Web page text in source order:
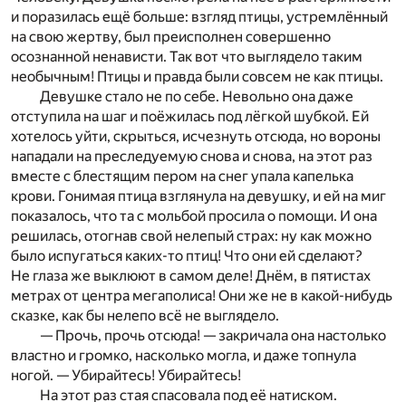
и поразилась ещё больше: взгляд птицы, устремлённый
на свою жертву, был преисполнен совершенно
осознанной ненависти. Так вот что выглядело таким
необычным! Птицы и правда были совсем не как птицы.
Девушке стало не по себе. Невольно она даже
отступила на шаг и поёжилась под лёгкой шубкой. Ей
хотелось уйти, скрыться, исчезнуть отсюда, но вороны
нападали на преследуемую снова и снова, на этот раз
вместе с блестящим пером на снег упала капелька
крови. Гонимая птица взглянула на девушку, и ей на миг
показалось, что та с мольбой просила о помощи. И она
решилась, отогнав свой нелепый страх: ну как можно
было испугаться каких-то птиц! Что они ей сделают?
Не глаза же выклюют в самом деле! Днём, в пятистах
метрах от центра мегаполиса! Они же не в какой-нибудь
сказке, как бы нелепо всё не выглядело.
— Прочь, прочь отсюда! — закричала она настолько
властно и громко, насколько могла, и даже топнула
ногой. — Убирайтесь! Убирайтесь!
На этот раз стая спасовала под её натиском.